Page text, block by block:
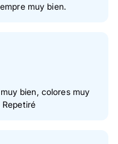
muy bien.
bien, colores muy